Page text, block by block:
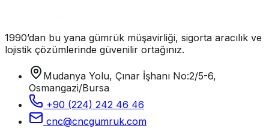
1990’dan bu yana gümrük müşavirliği, sigorta aracılık ve
lojistik çözümlerinde güvenilir ortağınız.
Mudanya Yolu, Çınar İşhanı No:2/5-6,
Osmangazi/Bursa
+90 (224) 242 46 46
cnc@cncgumruk.com